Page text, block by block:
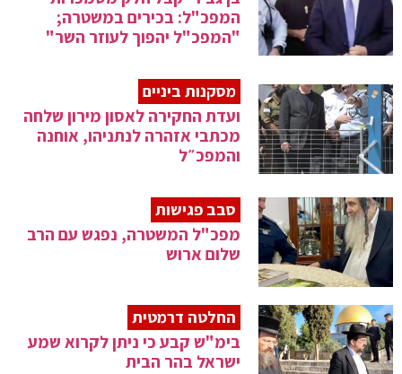
המפכ"ל: בכירים במשטרה;
"המפכ"ל יהפוך לעוזר השר"
מסקנות ביניים
ועדת החקירה לאסון מירון שלחה
מכתבי אזהרה לנתניהו, אוחנה
והמפכ״ל
סבב פגישות
מפכ"ל המשטרה, נפגש עם הרב
שלום ארוש
החלטה דרמטית
בימ"ש קבע כי ניתן לקרוא שמע
ישראל בהר הבית